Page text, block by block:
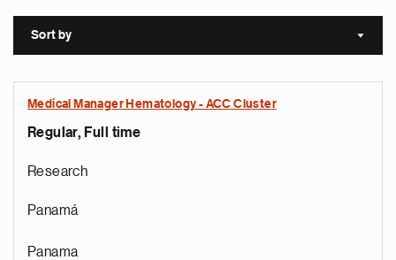
Sort by Sort
Medical Manager Hematology - ACC Cluster
Regular, Full time
Research
Panamá
Panama